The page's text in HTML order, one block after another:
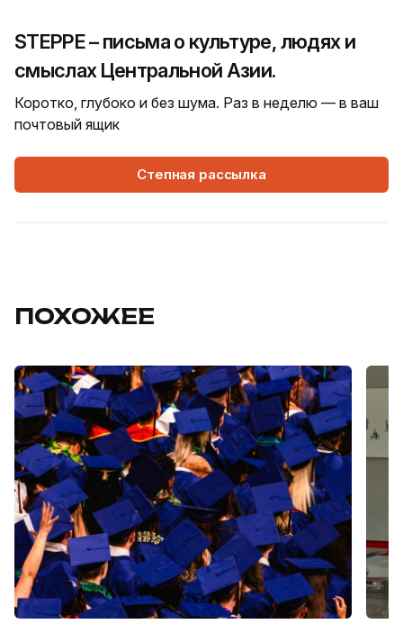
STEPPE – письма о культуре, людях и
смыслах Центральной Азии.
Коротко, глубоко и без шума. Раз в неделю — в ваш
почтовый ящик
Степная рассылка
ПОХОЖЕЕ